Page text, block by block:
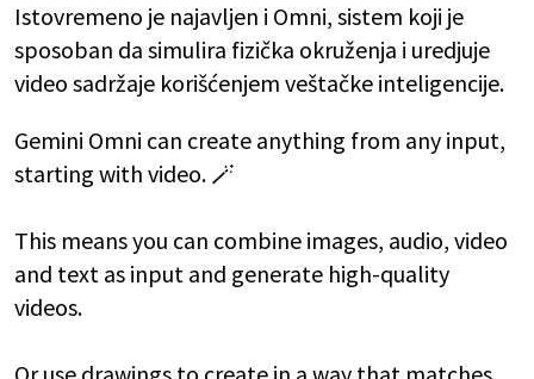
Istovremeno je najavljen i Omni, sistem koji je
sposoban da simulira fizička okruženja i uredjuje
video sadržaje korišćenjem veštačke inteligencije.
Gemini Omni can create anything from any input,
starting with video. 🪄
This means you can combine images, audio, video
and text as input and generate high-quality
videos.